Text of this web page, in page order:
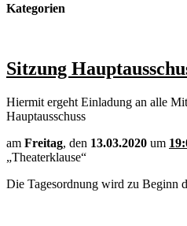
Kategorien
Sitzung
Hiermit ergeht Einladung an alle
Hauptausschuss
am Freitag, den 13.03.2020 um
„Theaterklause“
Die Tagesordnung wird zu Beginn